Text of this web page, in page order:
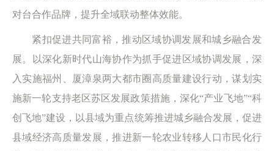
对台合作品牌，提升全域联动整体效能。
紧扣促进共同富裕，推动区域协调发展和城乡融合发
展。以深化新时代山海协作为抓手促进区域协调发展，深
入实施福州、厦漳泉两大都市圈高质量建设行动，谋划实
施新一轮支持老区苏区发展政策措施，深化“产业飞地”“科
创飞地”建设，以县域为重点统筹推进城乡融合发展，促进
县域经济高质量发展，推进新一轮农业转移人口市民化行